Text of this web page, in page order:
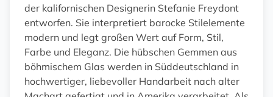
der kalifornischen Designerin Stefanie Freydont
entworfen. Sie interpretiert barocke Stilelemente
modern und legt großen Wert auf Form, Stil,
Farbe und Eleganz. Die hübschen Gemmen aus
böhmischem Glas werden in Süddeutschland in
hochwertiger, liebevoller Handarbeit nach alter